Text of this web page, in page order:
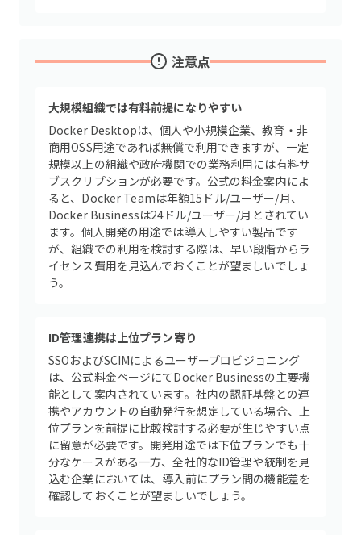
注意点
大規模組織では有料前提になりやすい
Docker Desktopは、個人や小規模企業、教育・非
商用OSS用途であれば無償で利用できますが、一定
規模以上の組織や政府機関での業務利用には有料サ
ブスクリプションが必要です。公式の料金案内によ
ると、Docker Teamは年額15ドル/ユーザー/月、
Docker Businessは24ドル/ユーザー/月とされてい
ます。個人開発の用途では導入しやすい製品です
が、組織での利用を検討する際は、早い段階からラ
イセンス費用を見込んでおくことが望ましいでしょ
う。
ID管理連携は上位プラン寄り
SSOおよびSCIMによるユーザープロビジョニング
は、公式料金ページにてDocker Businessの主要機
能として案内されています。社内の認証基盤との連
携やアカウントの自動発行を想定している場合、上
位プランを前提に比較検討する必要が生じやすい点
に留意が必要です。開発用途では下位プランでも十
分なケースがある一方、全社的なID管理や統制を見
込む企業においては、導入前にプラン間の機能差を
確認しておくことが望ましいでしょう。